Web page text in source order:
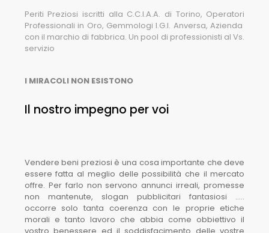
Periti Preziosi iscritti alla C.C.I.A.A. di Torino, Operatori
Professionali in Oro, Gemmologi I.G.I. Anversa, Azienda
con il marchio di fabbrica. Un pool di professionisti al Vs.
servizio
I MIRACOLI NON ESISTONO
Il nostro impegno per voi
Vendere beni preziosi è una cosa importante che deve
essere fatta al meglio delle possibilità che il mercato
offre. Per farlo non servono annunci irreali, promesse
non mantenute, slogan pubblicitari fantasiosi …..
occorre solo tanta coerenza con le proprie etiche
morali e tanto lavoro che abbia come obbiettivo il